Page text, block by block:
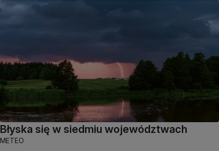
Błyska się w siedmiu województwach
METEO